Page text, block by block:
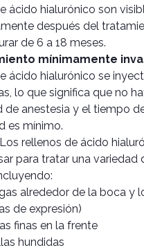
ácido hialurónico son
después del
de 6 a 18 meses.
mínimamente
ácido hialurónico se
lo que significa que no
de anestesia y el tiempo
es mínimo.
Los rellenos de ácido
para tratar una variedad
alrededor de la boca y
de expresión)
finas en la frente
hundidas